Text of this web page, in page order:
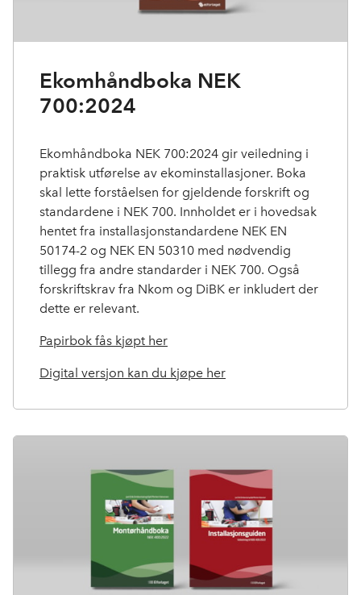
Ekomhåndboka NEK
700:2024
Ekomhåndboka NEK 700:2024 gir veiledning i
praktisk utførelse av ekominstallasjoner. Boka
skal lette forståelsen for gjeldende forskrift og
standardene i NEK 700. Innholdet er i hovedsak
hentet fra installasjonstandardene NEK EN
50174-2 og NEK EN 50310 med nødvendig
tillegg fra andre standarder i NEK 700. Også
forskriftskrav fra Nkom og DiBK er inkludert der
dette er relevant.
Papirbok fås kjøpt her
Digital versjon kan du kjøpe her